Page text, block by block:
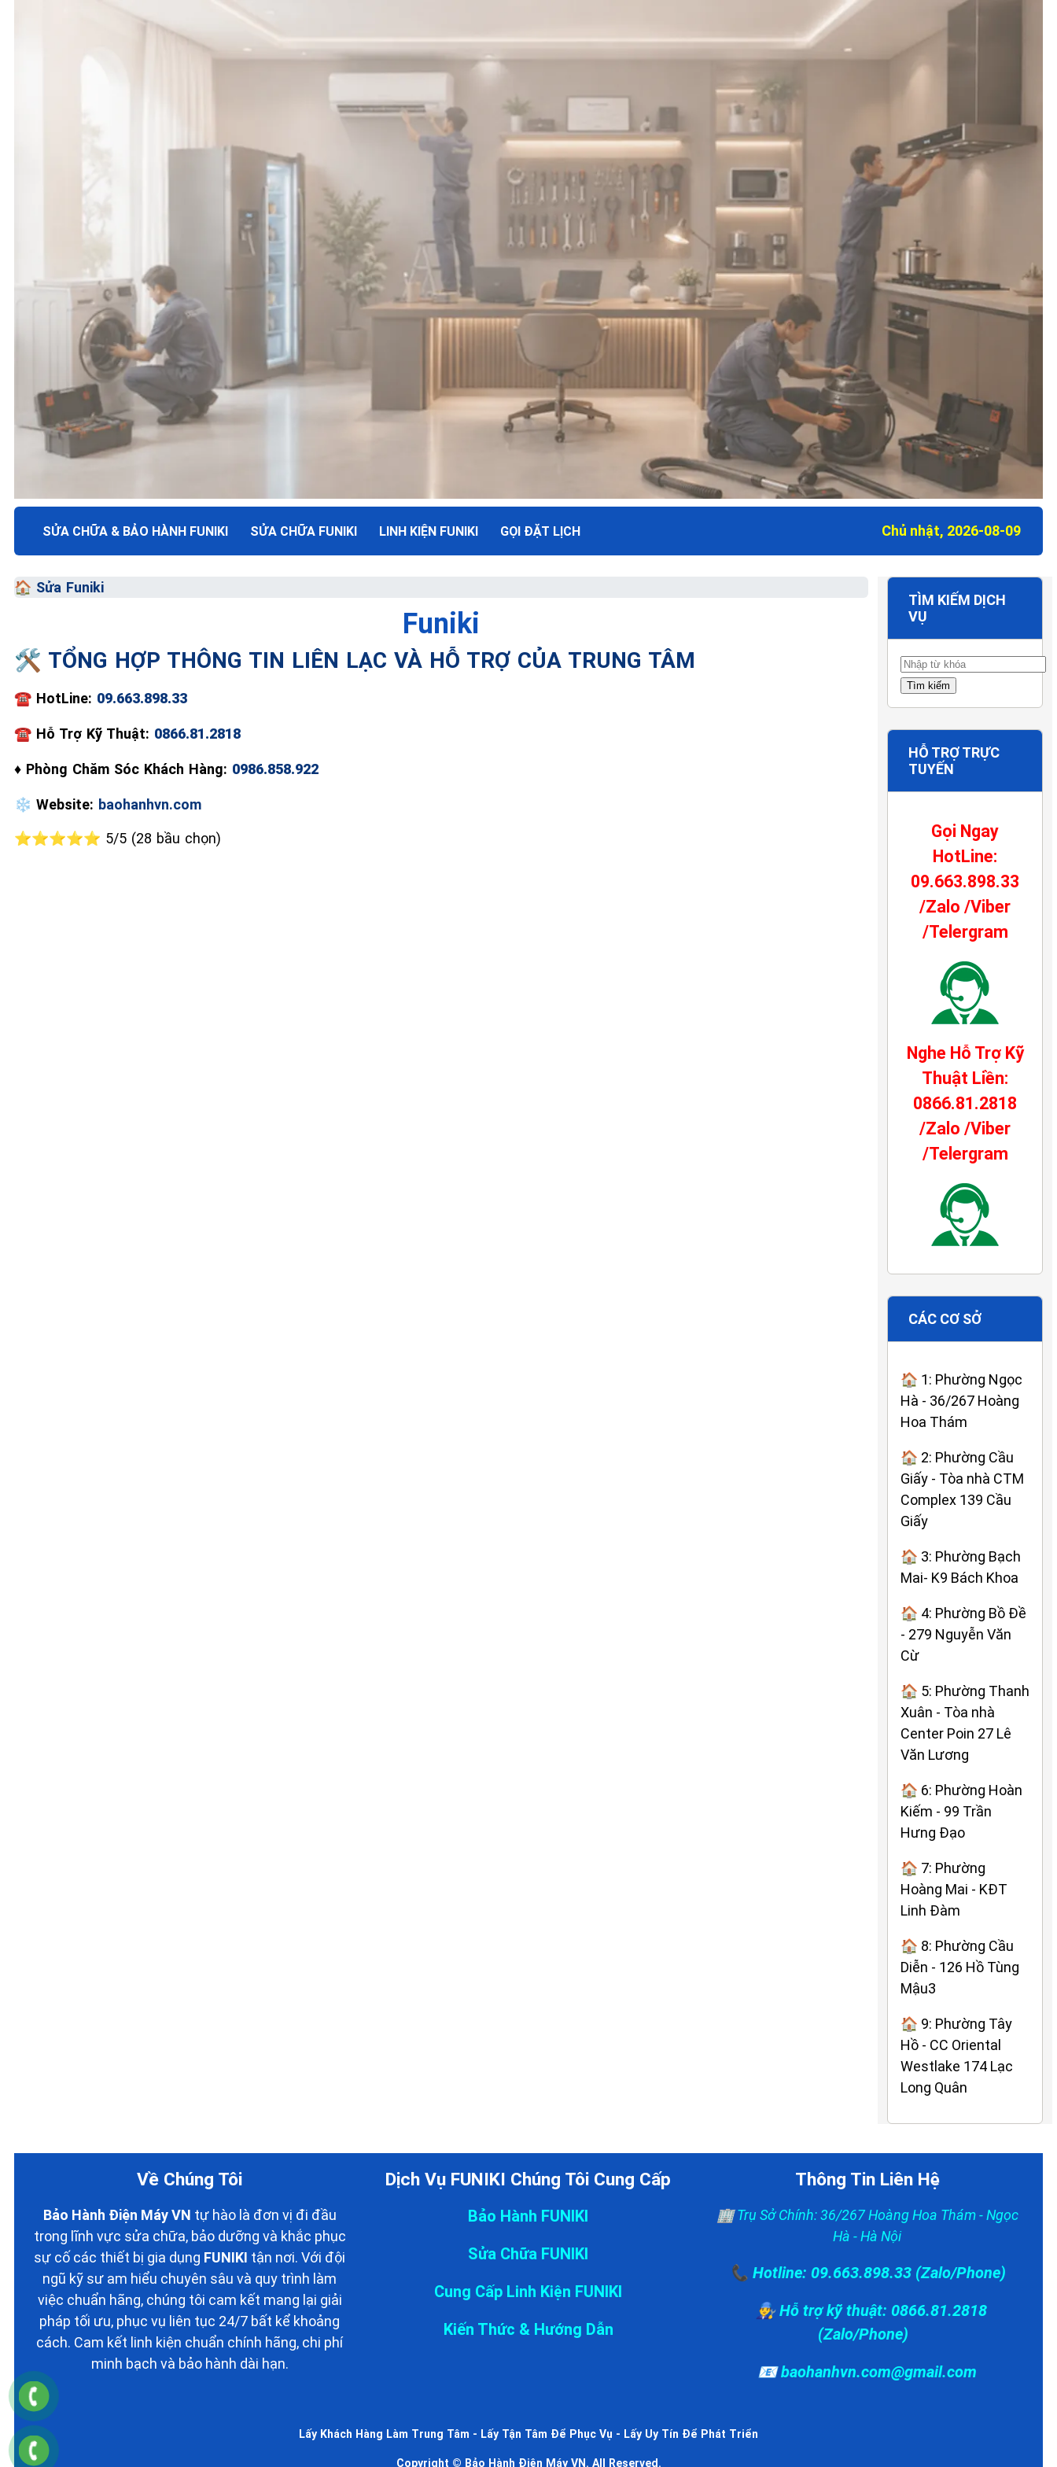
TRUNG TÂM BẢO HÀNH ĐIỆN MÁY VN
SỬA CHỮA & BẢO HÀNH
FUNIKI
📞 09.663.898.33
SỬA CHỮA & BẢO HÀNH FUNIKI SỬA CHỮA FUNIKI LINH KIỆN FUNIKI GỌI ĐẶT LỊCH Chủ nhật, 2026-08-09
🏠 Sửa Funiki
Funiki
🛠️ TỔNG HỢP THÔNG TIN LIÊN LẠC VÀ HỖ TRỢ CỦA TRUNG TÂM
☎️ HotLine: 09.663.898.33
☎ Hỗ Trợ Kỹ Thuật: 0866.81.2818
♦ Phòng Chăm Sóc Khách Hàng: 0986.858.922
❄️ Website: baohanhvn.com
⭐⭐⭐⭐⭐ 5/5 (28 bầu chọn)
TÌM KIẾM DỊCH
VỤ
HỖ TRỢ TRỰC
TUYẾN
Gọi Ngay
HotLine:
09.663.898.33
/Zalo /Viber
/Telergram
Nghe Hỗ Trợ Kỹ
Thuật Liền:
0866.81.2818
/Zalo /Viber
/Telergram
CÁC CƠ SỞ
🏠 1: Phường Ngọc
Hà - 36/267 Hoàng
Hoa Thám
🏠 2: Phường Cầu
Giấy - Tòa nhà CTM
Complex 139 Cầu
Giấy
🏠 3: Phường Bạch
Mai- K9 Bách Khoa
🏠 4: Phường Bồ Đề
- 279 Nguyễn Văn
Cừ
🏠 5: Phường Thanh
Xuân - Tòa nhà
Center Poin 27 Lê
Văn Lương
🏠 6: Phường Hoàn
Kiếm - 99 Trần
Hưng Đạo
🏠 7: Phường
Hoàng Mai - KĐT
Linh Đàm
🏠 8: Phường Cầu
Diễn - 126 Hồ Tùng
Mậu3
🏠 9: Phường Tây
Hồ - CC Oriental
Westlake 174 Lạc
Long Quân
Về Chúng Tôi
Bảo Hành Điện Máy VN tự hào là đơn vị đi đầu
trong lĩnh vực sửa chữa, bảo dưỡng và khắc phục
sự cố các thiết bị gia dụng FUNIKI tận nơi. Với đội
ngũ kỹ sư am hiểu chuyên sâu và quy trình làm
việc chuẩn hãng, chúng tôi cam kết mang lại giải
pháp tối ưu, phục vụ liên tục 24/7 bất kể khoảng
cách. Cam kết linh kiện chuẩn chính hãng, chi phí
minh bạch và bảo hành dài hạn.
Dịch Vụ FUNIKI Chúng Tôi Cung Cấp
Bảo Hành FUNIKI
Sửa Chữa FUNIKI
Cung Cấp Linh Kiện FUNIKI
Kiến Thức & Hướng Dẫn
Thông Tin Liên Hệ
🏢 Trụ Sở Chính: 36/267 Hoàng Hoa Thám - Ngọc
Hà - Hà Nội
📞 Hotline: 09.663.898.33 (Zalo/Phone)
👨‍🔧 Hỗ trợ kỹ thuật: 0866.81.2818
(Zalo/Phone)
📧 baohanhvn.com@gmail.com
Lấy Khách Hàng Làm Trung Tâm - Lấy Tận Tâm Để Phục Vụ - Lấy Uy Tín Để Phát Triển
Copyright © Bảo Hành Điện Máy VN. All Reserved.